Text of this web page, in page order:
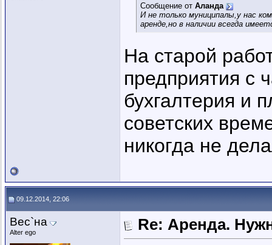
Сообщение от Аланда
И не только муниципалы,у нас
аренде,но в наличии всегда
На старой
предприятия с
бухгалтерия и
советских
никогда не
09.12.2014, 22:06
Вес`на
Alter ego
Re: Аренда.